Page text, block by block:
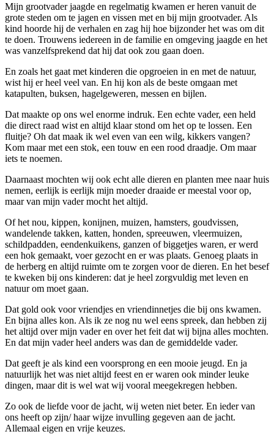
Mijn grootvader jaagde en regelmatig kwamen er heren vanuit de
grote steden om te jagen en vissen met en bij mijn grootvader. Als
kind hoorde hij de verhalen en zag hij hoe bijzonder het was om dit
te doen. Trouwens iedereen in de familie en omgeving jaagde en het
was vanzelfsprekend dat hij dat ook zou gaan doen.
En zoals het gaat met kinderen die opgroeien in en met de natuur,
wist hij er heel veel van. En hij kon als de beste omgaan met
katapulten, buksen, hagelgeweren, messen en bijlen.
Dat maakte op ons wel enorme indruk. Een echte vader, een held
die direct raad wist en altijd klaar stond om het op te lossen. Een
fluitje? Oh dat maak ik wel even van een wilg, kikkers vangen?
Kom maar met een stok, een touw en een rood draadje. Om maar
iets te noemen.
Daarnaast mochten wij ook echt alle dieren en planten mee naar huis
nemen, eerlijk is eerlijk mijn moeder draaide er meestal voor op,
maar van mijn vader mocht het altijd.
Of het nou, kippen, konijnen, muizen, hamsters, goudvissen,
wandelende takken, katten, honden, spreeuwen, vleermuizen,
schildpadden, eendenkuikens, ganzen of biggetjes waren, er werd
een hok gemaakt, voer gezocht en er was plaats. Genoeg plaats in
de herberg en altijd ruimte om te zorgen voor de dieren. En het besef
te kweken bij ons kinderen: dat je heel zorgvuldig met leven en
natuur om moet gaan.
Dat gold ook voor vriendjes en vriendinnetjes die bij ons kwamen.
En bijna alles kon. Als ik ze nog nu wel eens spreek, dan hebben zij
het altijd over mijn vader en over het feit dat wij bijna alles mochten.
En dat mijn vader heel anders was dan de gemiddelde vader.
Dat geeft je als kind een voorsprong en een mooie jeugd. En ja
natuurlijk het was niet altijd feest en er waren ook minder leuke
dingen, maar dit is wel wat wij vooral meegekregen hebben.
Zo ook de liefde voor de jacht, wij weten niet beter. En ieder van
ons heeft op zijn/ haar wijze invulling gegeven aan de jacht.
Allemaal eigen en vrije keuzes.